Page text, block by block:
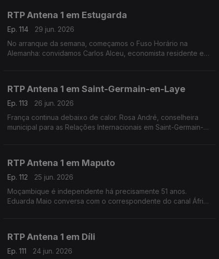
RTP Antena 1 em Estugarda
Ep. 114
29 jun. 2026
No arranque da semana, começamos o Fuso Horário na
Alemanha: convidamos Carlos Alceu, economista residente em
RTP Antena 1 em Saint-Germain-en-Laye
Ep. 113
26 jun. 2026
França continua debaixo de calor. Rosa André, conselheira
municipal para as Relações Internacionais em Saint-Germain-
RTP Antena 1 em Maputo
Ep. 112
25 jun. 2026
Moçambique é independente há precisamente 51 anos.
Eduarda Maio conversa com o correspondente do canal África
RTP Antena 1 em Díli
Ep. 111
24 jun. 2026